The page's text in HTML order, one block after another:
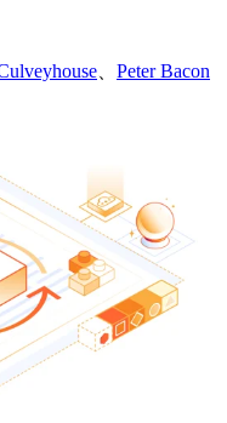
Peter Bacon